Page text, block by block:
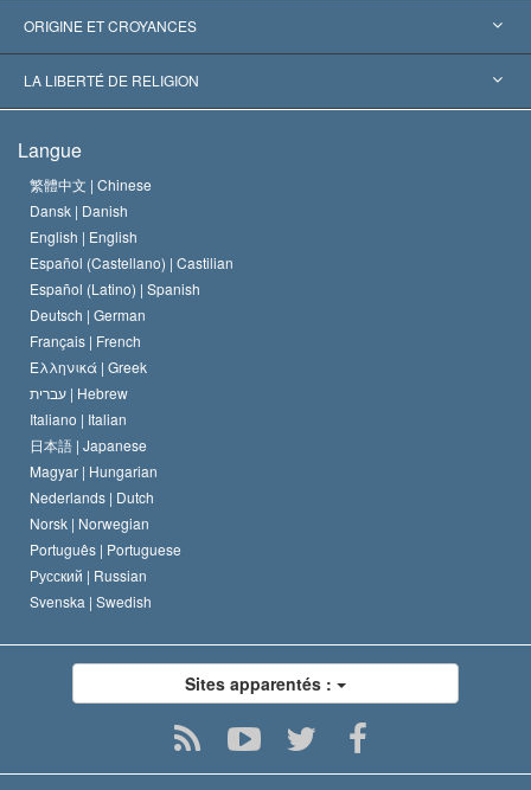
Reconnaissances internationales
Décisions historiques
Expertises par catégorie
Les plus grands experts au monde
ORIGINE ET CROYANCES
L. Ron Hubbard
Le Credo de l’église de Scientology
Le Code du scientologue
David Miscavige
LA LIBERTÉ DE RELIGION
Les normes internationales des droits de l’homme
Proclamation sur la religion
Langue
繁體中文 | Chinese
Dansk | Danish
English | English
Español (Castellano) | Castilian
Español (Latino) | Spanish
Deutsch | German
Français | French
Ελληνικά | Greek
עברית | Hebrew
Italiano | Italian
日本語 | Japanese
Magyar | Hungarian
Nederlands | Dutch
Norsk | Norwegian
Português | Portuguese
Русский | Russian
Svenska | Swedish
Sites apparentés :